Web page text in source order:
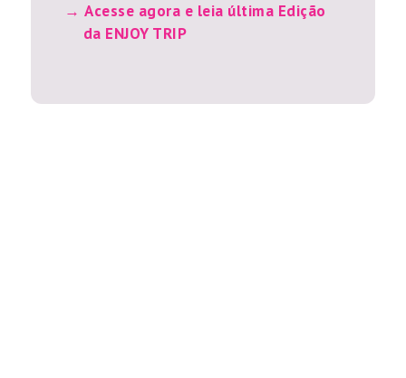
Acesse agora e leia última Edição
da ENJOY TRIP